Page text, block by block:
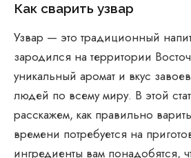
Как сварить узвар
Узвар — это традиционный
зародился на территории
уникальный аромат и вкус
людей по всему миру. В этой
расскажем, как правильно
времени потребуется на
ингредиенты вам понадобятся,